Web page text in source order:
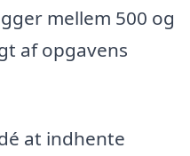
mellem 500 og
af opgavens
at indhente